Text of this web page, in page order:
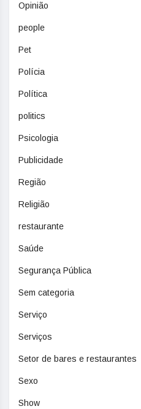
Opinião
people
Pet
Polícia
Política
politics
Psicologia
Publicidade
Região
Religião
restaurante
Saúde
Segurança Pública
Sem categoria
Serviço
Serviços
Setor de bares e restaurantes
Sexo
Show